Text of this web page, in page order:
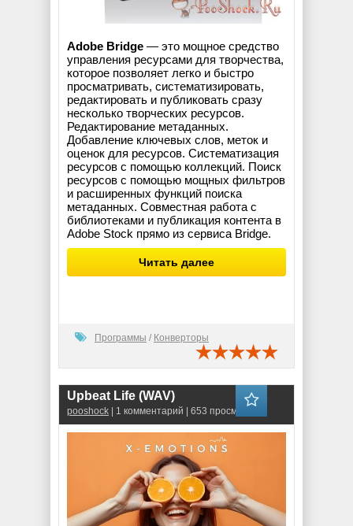
Adobe Bridge — это мощное средство
управления ресурсами для творчества,
которое позволяет легко и быстро
просматривать, систематизировать,
редактировать и публиковать сразу
несколько творческих ресурсов.
Редактирование метаданных.
Добавление ключевых слов, меток и
оценок для ресурсов. Систематизация
ресурсов с помощью коллекций. Поиск
ресурсов с помощью мощных фильтров
и расширенных функций поиска
метаданных. Совместная работа с
библиотеками и публикация контента в
Adobe Stock прямо из сервиса Bridge.
Читать далее
Программы / Конверторы
Upbeat Life (WAV)
pooshock | 1 комментарий | 653 просмотров